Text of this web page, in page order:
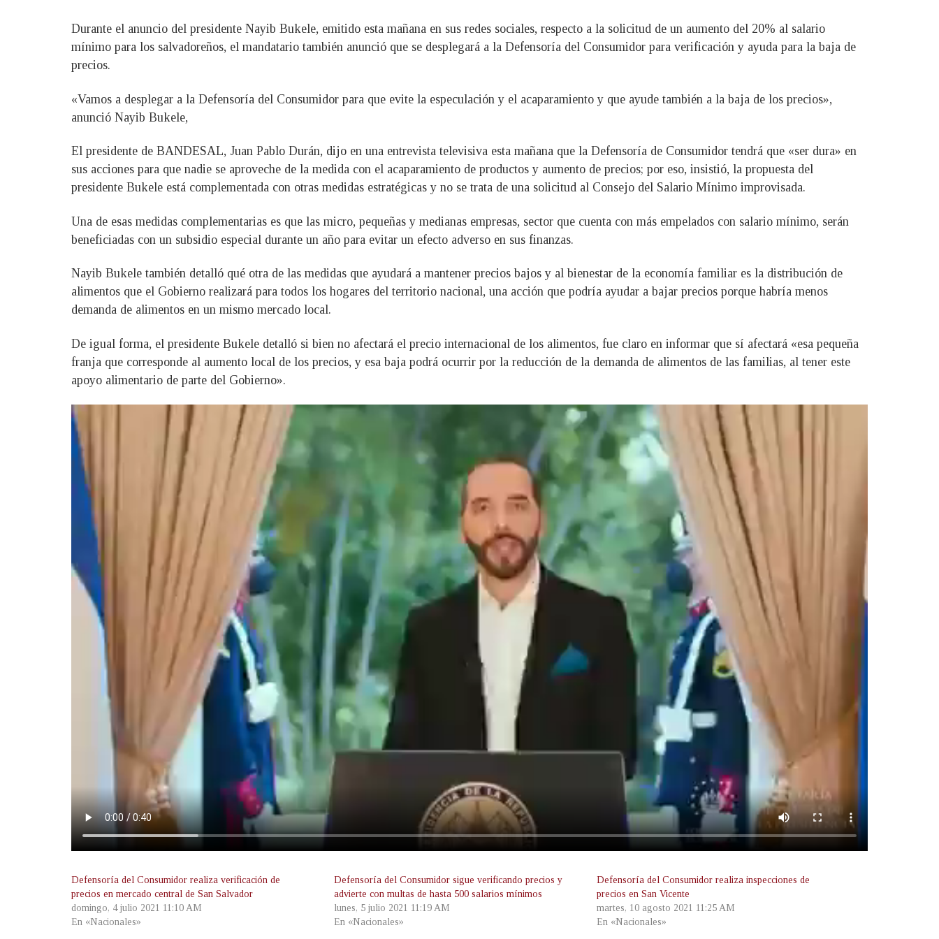
Durante el anuncio del presidente Nayib Bukele, emitido esta mañana en sus redes sociales, respecto a la solicitud de un aumento del 20% al salario
mínimo para los salvadoreños, el mandatario también anunció que se desplegará a la Defensoría del Consumidor para verificación y ayuda para la baja de
precios.
«Vamos a desplegar a la Defensoría del Consumidor para que evite la especulación y el acaparamiento y que ayude también a la baja de los precios»,
anunció Nayib Bukele,
El presidente de BANDESAL, Juan Pablo Durán, dijo en una entrevista televisiva esta mañana que la Defensoría de Consumidor tendrá que «ser dura» en
sus acciones para que nadie se aproveche de la medida con el acaparamiento de productos y aumento de precios; por eso, insistió, la propuesta del
presidente Bukele está complementada con otras medidas estratégicas y no se trata de una solicitud al Consejo del Salario Mínimo improvisada.
Una de esas medidas complementarias es que las micro, pequeñas y medianas empresas, sector que cuenta con más empelados con salario mínimo, serán
beneficiadas con un subsidio especial durante un año para evitar un efecto adverso en sus finanzas.
Nayib Bukele también detalló qué otra de las medidas que ayudará a mantener precios bajos y al bienestar de la economía familiar es la distribución de
alimentos que el Gobierno realizará para todos los hogares del territorio nacional, una acción que podría ayudar a bajar precios porque habría menos
demanda de alimentos en un mismo mercado local.
De igual forma, el presidente Bukele detalló si bien no afectará el precio internacional de los alimentos, fue claro en informar que sí afectará «esa pequeña
franja que corresponde al aumento local de los precios, y esa baja podrá ocurrir por la reducción de la demanda de alimentos de las familias, al tener este
apoyo alimentario de parte del Gobierno».
Defensoría del Consumidor realiza verificación de
precios en mercado central de San Salvador
domingo, 4 julio 2021 11:10 AM
En «Nacionales»
Defensoría del Consumidor sigue verificando precios y
advierte con multas de hasta 500 salarios mínimos
lunes, 5 julio 2021 11:19 AM
En «Nacionales»
Defensoría del Consumidor realiza inspecciones de
precios en San Vicente
martes, 10 agosto 2021 11:25 AM
En «Nacionales»